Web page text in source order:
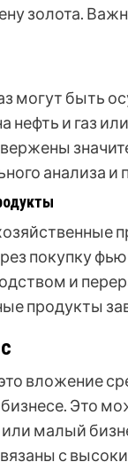
золота.
могут быть
нефть и газ
анализа и
покупку
и
продукты
вложение
Это
или малый
с